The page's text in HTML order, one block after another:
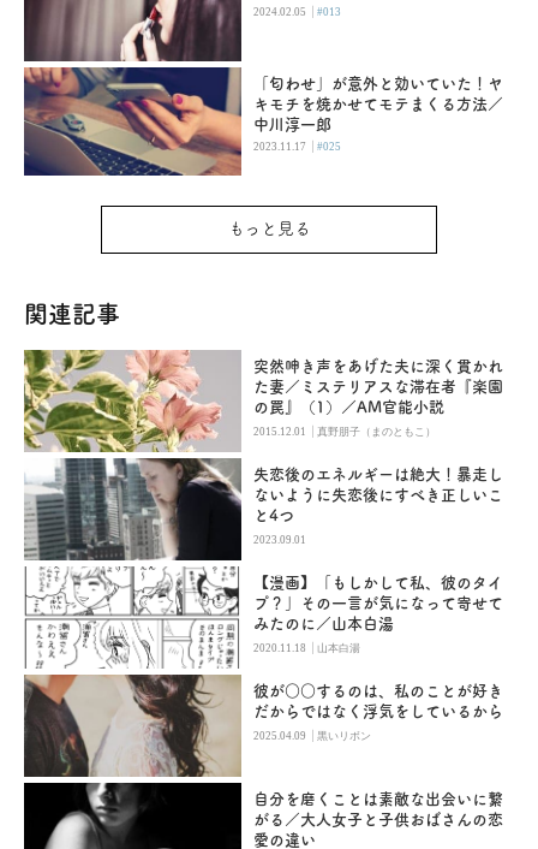
2024.02.05 |#013
「匂わせ」が意外と効いていた！ヤ
キモチを焼かせてモテまくる方法／
中川淳一郎
2023.11.17 |#025
もっと見る
関連記事
突然呻き声をあげた夫に深く貫かれ
た妻／ミステリアスな滞在者『楽園
の罠』（1）／AM官能小説
2015.12.01 | 真野朋子（まのともこ）
失恋後のエネルギーは絶大！暴走し
ないように失恋後にすべき正しいこ
と4つ
2023.09.01
【漫画】「もしかして私、彼のタイ
プ？」その一言が気になって寄せて
みたのに／山本白湯
2020.11.18 |山本白湯
彼が○○するのは、私のことが好き
だからではなく浮気をしているから
2025.04.09 |黒いリボン
自分を磨くことは素敵な出会いに繋
がる／大人女子と子供おばさんの恋
愛の違い